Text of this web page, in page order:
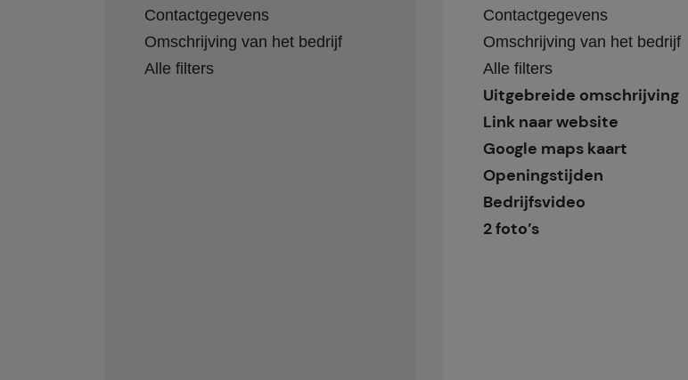
Contactgegevens
Omschrijving van het bedrijf
Alle filters
Contactgegevens
Omschrijving van het bedrijf
Alle filters
Uitgebreide omschrijving
Link naar website
Google maps kaart
Openingstijden
Bedrijfsvideo
2 foto’s